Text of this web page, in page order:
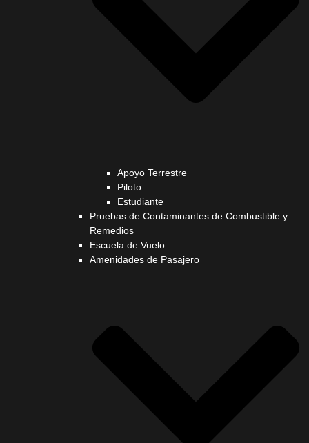
Apoyo Terrestre
Piloto
Estudiante
Pruebas de Contaminantes de Combustible y
Remedios
Escuela de Vuelo
Amenidades de Pasajero